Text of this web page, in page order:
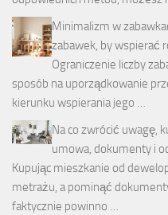
Minimalizm w
zabawek, by wspierać
Ograniczenie liczby
sposób na uporządkowanie
kierunku wspierania jego …
Na co zwrócić uwagę,
umowa, dokumenty i
Kupując mieszkanie od
metrażu, a pominąć
faktycznie powinno …